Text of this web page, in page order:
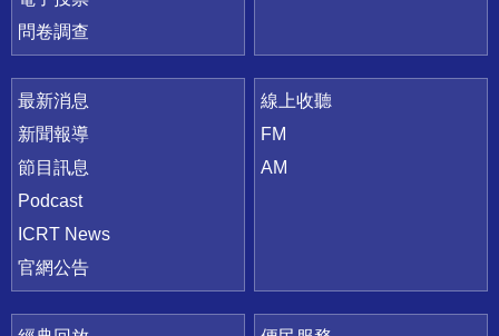
問卷調查
最新消息
新聞報導
節目訊息
Podcast
ICRT News
官網公告
線上收聽
FM
AM